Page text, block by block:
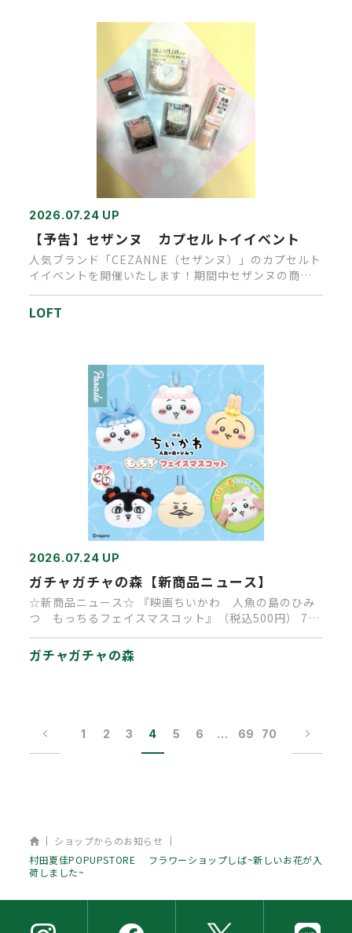
2026.07.24 UP
【予告】セザンヌ カプセルトイイベント
人気ブランド「CEZANNE（セザンヌ）」のカプセルト
イイベントを開催いたします！期間中セザンヌの商品
LOFT
2026.07.24 UP
ガチャガチャの森【新商品ニュース】
☆新商品ニュース☆ 『映画ちいかわ 人魚の島のひみ
つ もっちるフェイスマスコット』（税込500円） 7月
ガチャガチャの森
1 2 3 4 5 6 … 69 70
ホーム
ショップからのお知らせ
村田夏佳POPUPSTORE フラワーショップしば~新しいお花が入
荷しました~